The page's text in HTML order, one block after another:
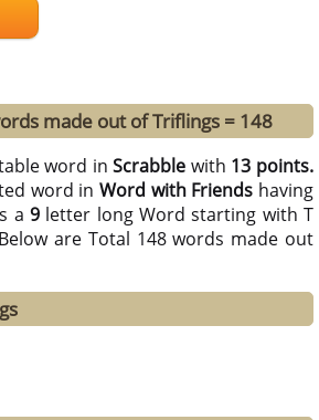
made out of Triflings = 148
word inScrabble with 13 points.
word inWord with Friends having
a 9letter long Word starting with T
are Total 148 words made out